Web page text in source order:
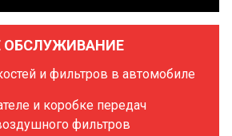
ОБСЛУЖИВАНИЕ
и фильтров в автомобиле
и коробке передач
фильтров